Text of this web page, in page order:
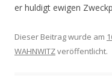
er huldigt ewigen
Dieser Beitrag wurde am
WAHNWITZveröffentlicht.